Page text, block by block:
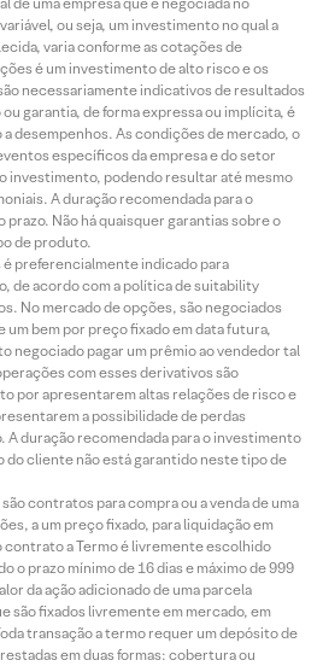
ou seja, um investimento no qual a
varia conforme as cotações de
é um investimento de alto risco e os
necessariamente indicativos de resultados
garantia, de forma expressa ou implícita, é
desempenhos. As condições de mercado, o
específicos da empresa e do setor
investimento, podendo resultar até mesmo
A duração recomendada para o
Não há quaisquer garantias sobre o
de produto.
preferencialmente indicado para
de acordo com a política de suitability
No mercado de opções, são negociados
um bem por preço fixado em data futura,
negociado pagar um prêmio ao vendedor tal
com esses derivativos são
por apresentarem altas relações de risco e
a possibilidade de perdas
duração recomendada para o investimento
do cliente não está garantido neste tipo de
contratos para compra ou a venda de uma
a um preço fixado, para liquidação em
contrato a Termo é livremente escolhido
o prazo mínimo de 16 dias e máximo de 999
da ação adicionado de uma parcela
são fixados livremente em mercado, em
transação a termo requer um depósito de
em duas formas: cobertura ou